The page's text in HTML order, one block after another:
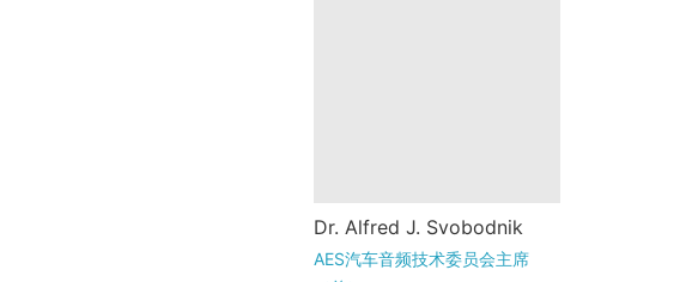
Alfred J. Svobodnik是
Mvoid音频技术公司的创始
人兼首席执行官，专注于
Dr. Alfred J. Svobodnik
AES汽车音频技术委员会主席